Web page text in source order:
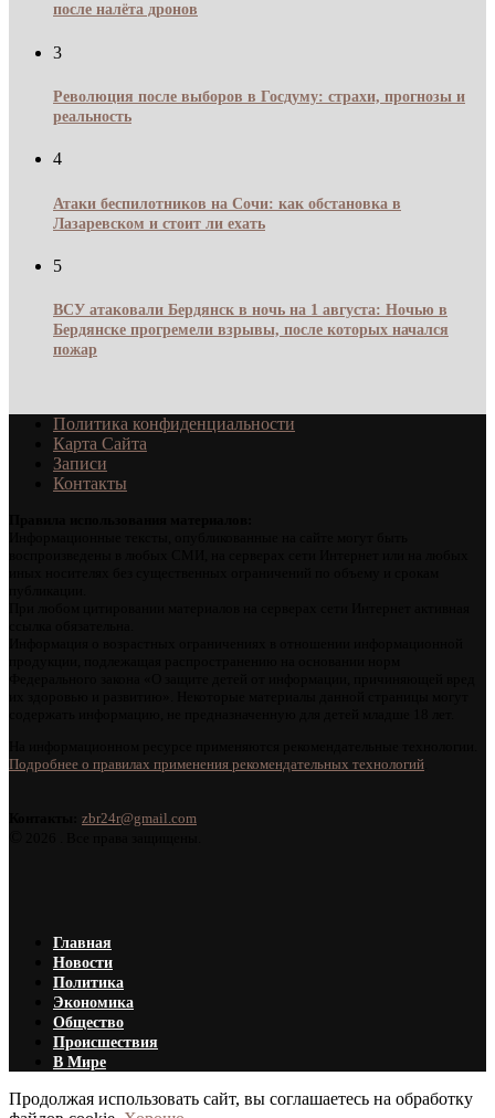
после налёта дронов
3
Революция после выборов в Госдуму: страхи, прогнозы и
реальность
4
Атаки беспилотников на Сочи: как обстановка в
Лазаревском и стоит ли ехать
5
ВСУ атаковали Бердянск в ночь на 1 августа: Ночью в
Бердянске прогремели взрывы, после которых начался
пожар
Политика конфиденциальности
Карта Сайта
Записи
Контакты
Подробнее о правилах применения рекомендательных технологий
zbr24r@gmail.com
Главная
Новости
Политика
Экономика
Общество
Происшествия
В Мире
Продолжая использовать сайт, вы соглашаетесь на обработку